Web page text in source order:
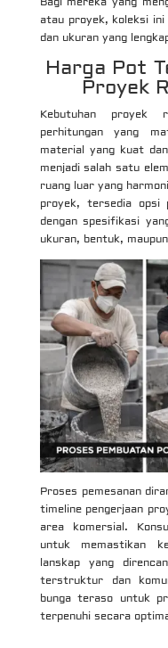
atau proyek, koleksi
dan ukuran yang
Harga Pot
Proyek
Kebutuhan proyek
perhitungan yang
material yang kuat
menjadi salah satu
ruang luar yang
proyek, tersedia opsi
dengan spesifikasi
ukuran, bentuk,
Proses pemesanan
timeline pengerjaan
area komersial.
untuk memastikan
lanskap yang
terstruktur dan
bunga teraso untuk
terpenuhi secara